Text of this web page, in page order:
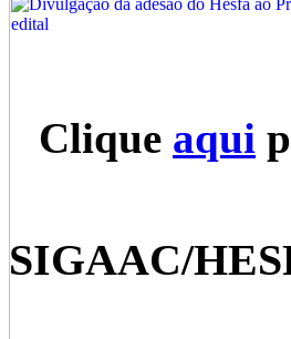
Clique aqui
SIGAAC/